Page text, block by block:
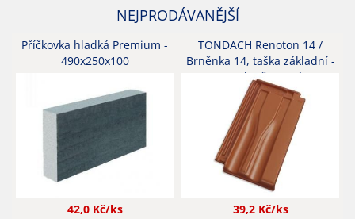
NEJPRODÁVANĚJŠÍ
Příčkovka hladká Premium -
490x250x100
42,0 Kč/ks
TONDACH Renoton 14 /
Brněnka 14, taška základní -
engoba červená
39,2 Kč/ks